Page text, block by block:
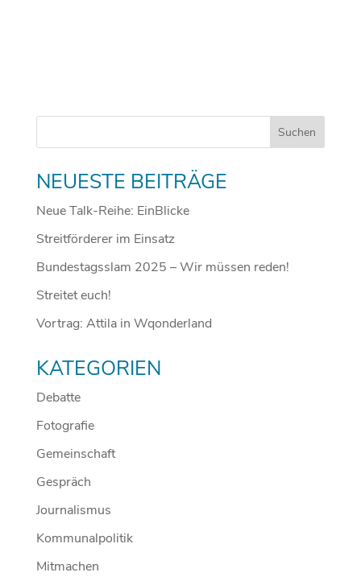
NEUESTE BEITRÄGE
Neue Talk-Reihe: EinBlicke
Streitförderer im Einsatz
Bundestagsslam 2025 – Wir müssen reden!
Streitet euch!
Vortrag: Attila in Wqonderland
KATEGORIEN
Debatte
Fotografie
Gemeinschaft
Gespräch
Journalismus
Kommunalpolitik
Mitmachen